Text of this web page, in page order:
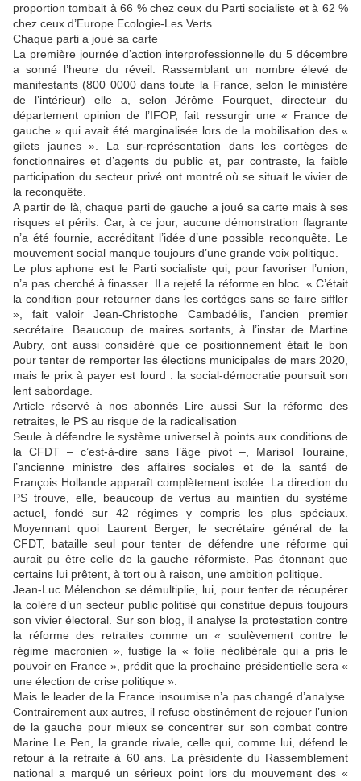
proportion tombait à 66 % chez ceux du Parti socialiste et à 62 %
chez ceux d’Europe Ecologie-Les Verts.
Chaque parti a joué sa carte
La première journée d’action interprofessionnelle du 5 décembre
a sonné l’heure du réveil. Rassemblant un nombre élevé de
manifestants (800 0000 dans toute la France, selon le ministère
de l’intérieur) elle a, selon Jérôme Fourquet, directeur du
département opinion de l’IFOP, fait ressurgir une « France de
gauche » qui avait été marginalisée lors de la mobilisation des «
gilets jaunes ». La sur-représentation dans les cortèges de
fonctionnaires et d’agents du public et, par contraste, la faible
participation du secteur privé ont montré où se situait le vivier de
la reconquête.
A partir de là, chaque parti de gauche a joué sa carte mais à ses
risques et périls. Car, à ce jour, aucune démonstration flagrante
n’a été fournie, accréditant l’idée d’une possible reconquête. Le
mouvement social manque toujours d’une grande voix politique.
Le plus aphone est le Parti socialiste qui, pour favoriser l’union,
n’a pas cherché à finasser. Il a rejeté la réforme en bloc. « C’était
la condition pour retourner dans les cortèges sans se faire siffler
», fait valoir Jean-Christophe Cambadélis, l’ancien premier
secrétaire. Beaucoup de maires sortants, à l’instar de Martine
Aubry, ont aussi considéré que ce positionnement était le bon
pour tenter de remporter les élections municipales de mars 2020,
mais le prix à payer est lourd : la social-démocratie poursuit son
lent sabordage.
Article réservé à nos abonnés Lire aussi Sur la réforme des
retraites, le PS au risque de la radicalisation
Seule à défendre le système universel à points aux conditions de
la CFDT – c’est-à-dire sans l’âge pivot –, Marisol Touraine,
l’ancienne ministre des affaires sociales et de la santé de
François Hollande apparaît complètement isolée. La direction du
PS trouve, elle, beaucoup de vertus au maintien du système
actuel, fondé sur 42 régimes y compris les plus spéciaux.
Moyennant quoi Laurent Berger, le secrétaire général de la
CFDT, bataille seul pour tenter de défendre une réforme qui
aurait pu être celle de la gauche réformiste. Pas étonnant que
certains lui prêtent, à tort ou à raison, une ambition politique.
Jean-Luc Mélenchon se démultiplie, lui, pour tenter de récupérer
la colère d’un secteur public politisé qui constitue depuis toujours
son vivier électoral. Sur son blog, il analyse la protestation contre
la réforme des retraites comme un « soulèvement contre le
régime macronien », fustige la « folie néolibérale qui a pris le
pouvoir en France », prédit que la prochaine présidentielle sera «
une élection de crise politique ».
Mais le leader de la France insoumise n’a pas changé d’analyse.
Contrairement aux autres, il refuse obstinément de rejouer l’union
de la gauche pour mieux se concentrer sur son combat contre
Marine Le Pen, la grande rivale, celle qui, comme lui, défend le
retour à la retraite à 60 ans. La présidente du Rassemblement
national a marqué un sérieux point lors du mouvement des «